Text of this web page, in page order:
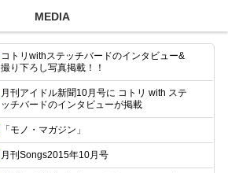
MEDIA
コトリwithステッチバードのインタビュー&
撮り下ろし写真掲載！！
月刊アイドル新聞10月号に コトリ with ステ
ッチバードのインタビューが掲載
「モノ・マガジン」
月刊Songs2015年10月号